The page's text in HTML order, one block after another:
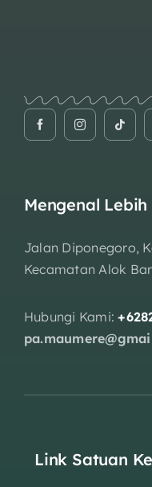
Mengenal
Jalan Diponegoro,
Kecamatan Alok
Hubungi Kami:
Link Satuan